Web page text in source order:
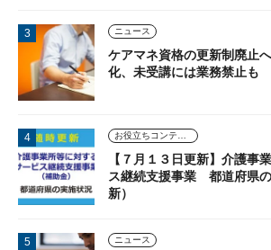
ニュース
ケアマネ資格の更新制廃止
化、未受講には業務禁止も
お役立ちコンテンツ
【７月１３日更新】介護事
ス継続支援事業 都道府県
新）
ニュース